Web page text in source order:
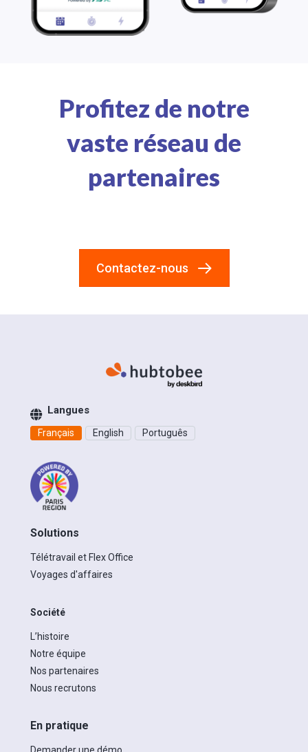
Profitez de notre
vaste réseau de
partenaires
Contactez-nous
Langues
Français English Português
Solutions
Télétravail et Flex Office
Voyages d'affaires
Société
L’histoire
Notre équipe
Nos partenaires
Nous recrutons
En pratique